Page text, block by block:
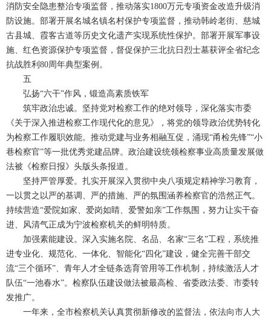
消防安全隐患整治专项监督，推动落实1800万元专项资金改造升级消
防设施。部署开展名城名镇名村保护专项监督，推动韩岭老街、慈城
古县城、霞客古道等历史文化遗产实现系统性保护。部署开展军事设
施、红色资源保护专项监督，督促保护三北抗日烈士墓获评全省纪念
抗战胜利80周年典型案例。
五
弘扬“六干”作风，锻造高素质铁军
筑牢政治忠诚。坚持党对检察工作的绝对领导，深化落实市委
《关于深入推进检察工作现代化的意见》，将党的领导政治优势转化
为检察工作履职效能。推动党建与业务相融互促，涌现“甬检先锋”“小
巷检察官”等一批优秀党建品牌。政治建设统领检察事业高质量发展做
法被《检察日报》头版头条报道。
坚持严管厚爱。扎实开展深入贯彻中央八项规定精神学习教育，
一以贯之以严的基调、严的措施、严的氛围涵养检察官的浩然正气。
持续营造“爱院如家、爱岗如睛、爱警如亲”工作氛围，努力让实干奋
进、风清气正成为宁波检察机关的鲜明特质。
加强素能建设。深入实施名院、名品、名家“三名”工程，系统推
进专业化、规范化、一体化、智能化“四化”建设，健全完善干部交
流“三个循环”、青年人才全链条选育管用等工作机制，持续激活人才
队伍“一池春水”。检察队伍建设做法被最高检、省委政法委、市委转
发推广。
一年来，全市检察机关认真贯彻新修改的监督法，依法向市人大